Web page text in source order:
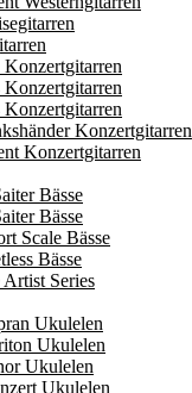
Konzertgitarren
Konzertgitarren
Konzertgitarren
Konzertgitarren
Konzertgitarren
Bässe
Bässe
Scale Bässe
Bässe
Artist Series
Ukulelen
Ukulelen
Ukulelen
Ukulelen